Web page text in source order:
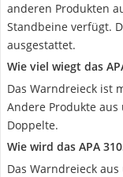
anderen Produkten
Standbeine verfügt.
ausgestattet.
Wie viel wiegt das
Das Warndreieck ist
Andere Produkte
Doppelte.
Wie wird das APA
Das Warndreieck